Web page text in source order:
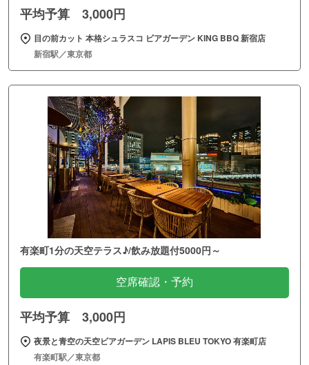
平均予算 3,000円
目の前カット 本格シュラスコ ビアガーデン KING BBQ 新宿店
新宿駅／東京都
有楽町1分の天空テラス♪/飲み放題付5000円～
空席確認・予約
平均予算 3,000円
夜景と青空の天空ビアガーデン LAPIS BLEU TOKYO 有楽町店
有楽町駅／東京都